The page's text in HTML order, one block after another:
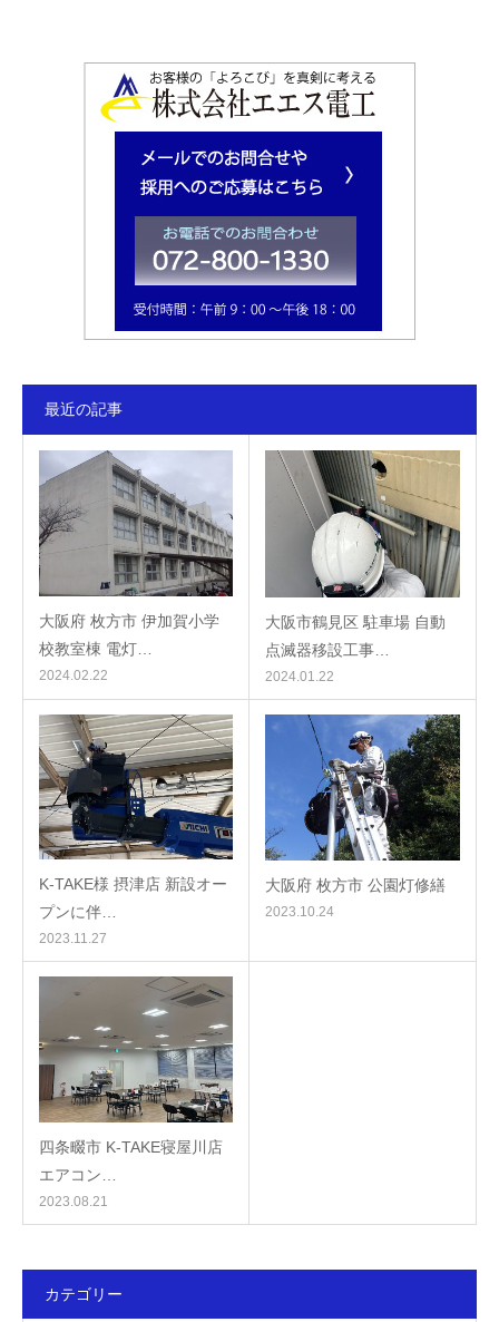
最近の記事
大阪府 枚方市 伊加賀小学
校教室棟 電灯…
2024.02.22
大阪市鶴見区 駐車場 自動
点滅器移設工事…
2024.01.22
K-TAKE様 摂津店 新設オー
プンに伴…
2023.11.27
大阪府 枚方市 公園灯修繕
2023.10.24
四条畷市 K-TAKE寝屋川店
エアコン…
2023.08.21
カテゴリー